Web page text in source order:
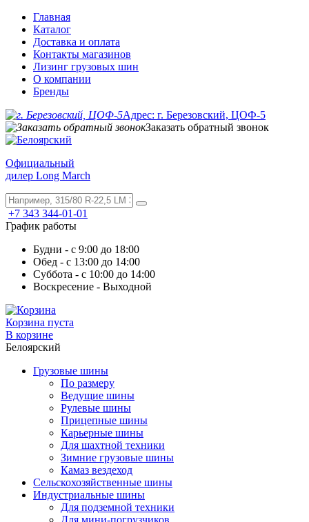
Главная
Каталог
Доставка и оплата
Контакты магазинов
Лизинг грузовых шин
О компании
Бренды
Адрес: г. Березовский, ЦОФ-5
Заказать обратный звонок
Официальный
дилер Long March
+7 343 344-01-01
График работы
Будни - с 9:00 до 18:00
Обед - с 13:00 до 14:00
Суббота - с 10:00 до 14:00
Воскресение - Выходной
Корзина пуста
В корзине
Белоярский
Грузовые шины
По размеру
Ведущие шины
Рулевые шины
Прицепные шины
Карьерные шины
Для шахтной техники
Зимние грузовые шины
Камаз вездеход
Сельскохозяйственные шины
Индустриальные шины
Для подземной техники
Для мини-погрузчиков